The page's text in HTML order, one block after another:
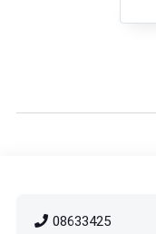
08633425